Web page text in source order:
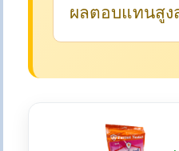
ผลตอบแทนสูง